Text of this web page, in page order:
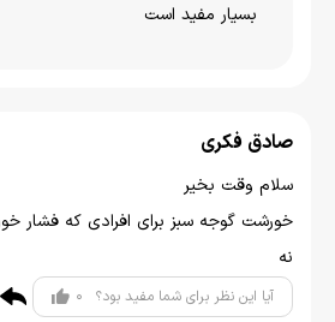
بسیار مفید است
صادق فکری
سلام وقت بخیر
خورشت گوجه سبز برای افرادی که فشار
نه
آیا این نظر برای شما مفید بود؟ 0